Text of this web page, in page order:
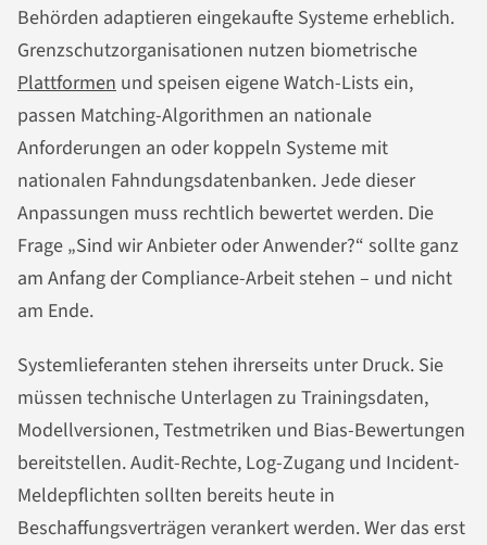
Behörden adaptieren eingekaufte Systeme erheblich.
Grenzschutzorganisationen nutzen biometrische
Plattformen und speisen eigene Watch-Lists ein,
passen Matching-Algorithmen an nationale
Anforderungen an oder koppeln Systeme mit
nationalen Fahndungsdatenbanken. Jede dieser
Anpassungen muss rechtlich bewertet werden. Die
Frage „Sind wir Anbieter oder Anwender?“ sollte ganz
am Anfang der Compliance-Arbeit stehen – und nicht
am Ende.
Systemlieferanten stehen ihrerseits unter Druck. Sie
müssen technische Unterlagen zu Trainingsdaten,
Modellversionen, Testmetriken und Bias-Bewertungen
bereitstellen. Audit-Rechte, Log-Zugang und Incident-
Meldepflichten sollten bereits heute in
Beschaffungsverträgen verankert werden. Wer das erst